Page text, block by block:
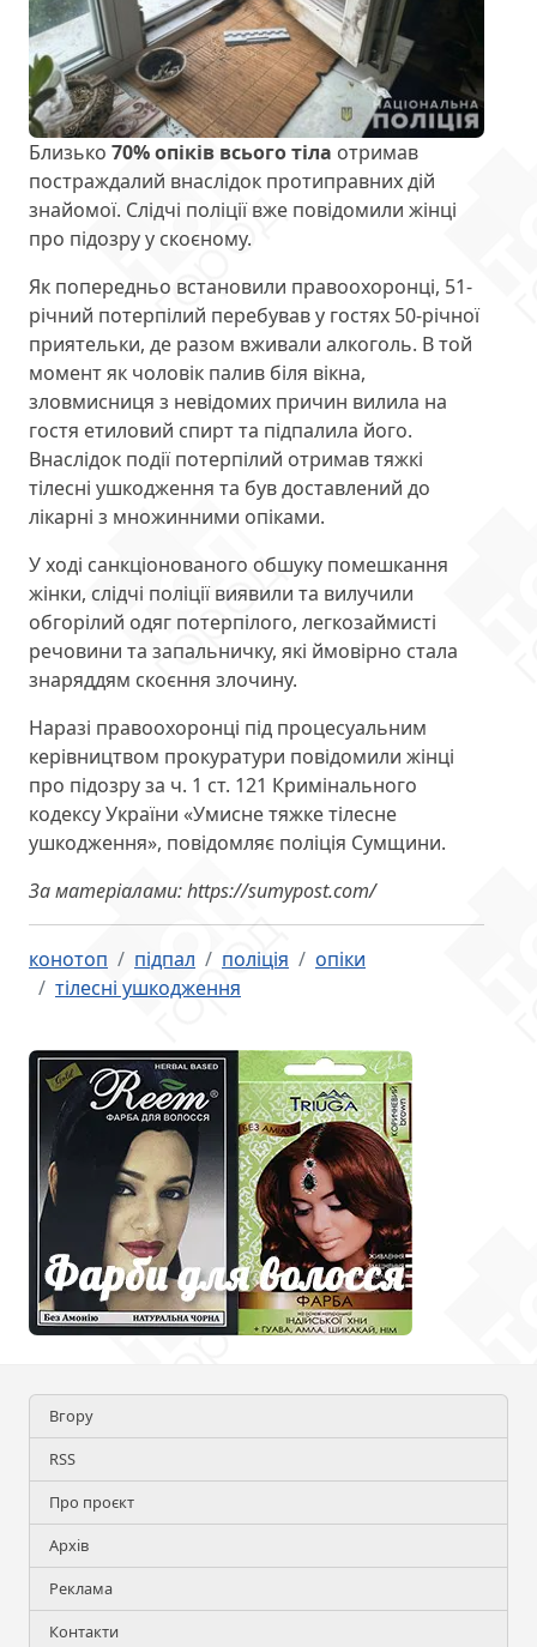
Близько 70% опіків всього тіла отримав
постраждалий внаслідок протиправних дій
знайомої. Слідчі поліції вже повідомили жінці
про підозру у скоєному.
Як попередньо встановили правоохоронці, 51-
річний потерпілий перебував у гостях 50-річної
приятельки, де разом вживали алкоголь. В той
момент як чоловік палив біля вікна,
зловмисниця з невідомих причин вилила на
гостя етиловий спирт та підпалила його.
Внаслідок події потерпілий отримав тяжкі
тілесні ушкодження та був доставлений до
лікарні з множинними опіками.
У ході санкціонованого обшуку помешкання
жінки, слідчі поліції виявили та вилучили
обгорілий одяг потерпілого, легкозаймисті
речовини та запальничку, які ймовірно стала
знаряддям скоєння злочину.
Наразі правоохоронці під процесуальним
керівництвом прокуратури повідомили жінці
про підозру за ч. 1 ст. 121 Кримінального
кодексу України «Умисне тяжке тілесне
ушкодження», повідомляє поліція Сумщини.
За матеріалами: https://sumypost.com/
конотоп підпал поліція
опіки
тілесні ушкодження
Вгору
RSS
Про проєкт
Архів
Реклама
Контакти